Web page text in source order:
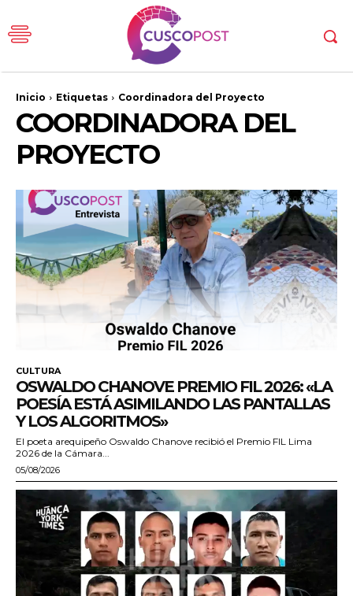
Inicio Etiquetas Coordinadora del Proyecto
COORDINADORA DEL
PROYECTO
CULTURA
OSWALDO CHANOVE PREMIO FIL 2026: «LA
POESÍA ESTÁ ASIMILANDO LAS PANTALLAS
Y LOS ALGORITMOS»
El poeta arequipeño Oswaldo Chanove recibió el Premio FIL Lima
2026 de la Cámara...
05/08/2026